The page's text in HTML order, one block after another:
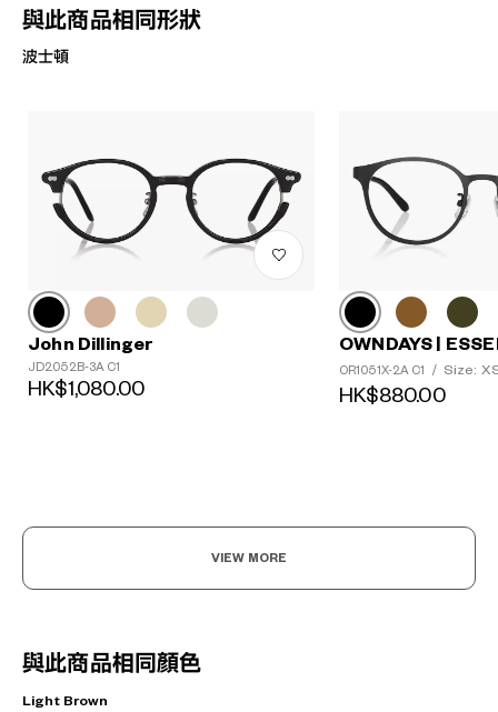
與此商品相同形狀
波士頓
John Dillinger
JD2052B-3A C1
HK$1,080.00
OWNDAYS |
OR1051X-2A C1 / Size:
HK$880.00
VIEW MORE
與此商品相同顏色
Light Brown